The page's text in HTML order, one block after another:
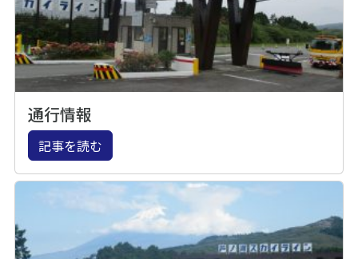
通行情報
記事を読む